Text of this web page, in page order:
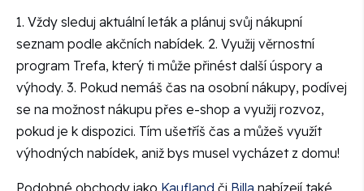
1. Vždy sleduj aktuální leták a plánuj svůj nákupní
seznam podle akčních nabídek. 2. Využij věrnostní
program Trefa, který ti může přinést další úspory a
výhody. 3. Pokud nemáš čas na osobní nákupy, podívej
se na možnost nákupu přes e-shop a využij rozvoz,
pokud je k dispozici. Tím ušetříš čas a můžeš využít
výhodných nabídek, aniž bys musel vycházet z domu!
Podobné obchody jako Kaufland či Billa nabízejí také